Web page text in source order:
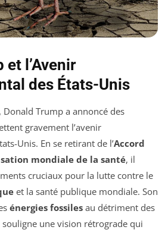
et l’Avenir
des États-Unis
Trump a annoncé des
gravement l’avenir
Unis. En se retirant de l’Accord
mondiale de la santé, il
cruciaux pour la lutte contre le
et la santé publique mondiale. Son
énergies fossiles au détriment des
une vision rétrograde qui